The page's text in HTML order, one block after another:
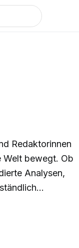
Redaktorinnen
Welt bewegt. Ob
Analysen,
Akzent» – immer
eine
von ihrem